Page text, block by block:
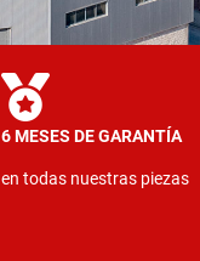
6 MESES DE GARANTÍA
en todas nuestras piezas